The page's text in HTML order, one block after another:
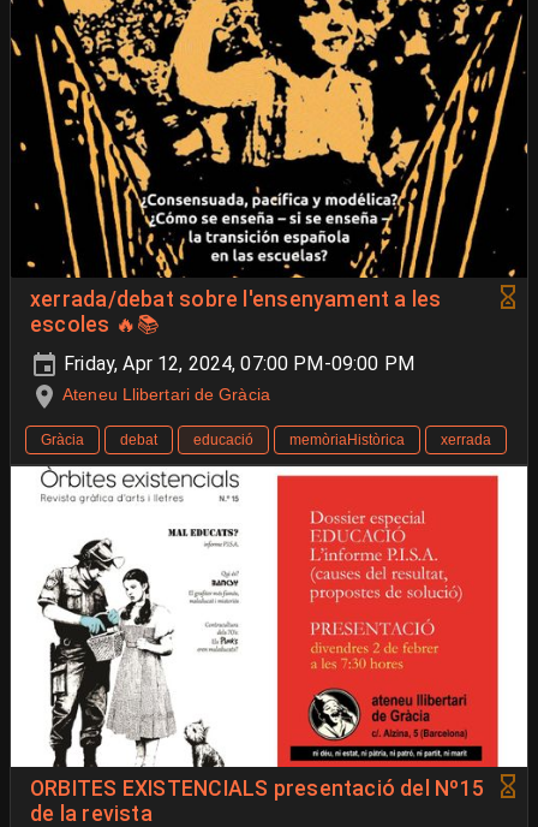
xerrada/debat sobre l'ensenyament a les
escoles 🔥📚
Friday, Apr 12, 2024, 07:00 PM-09:00 PM
Ateneu Llibertari de Gràcia
Gràcia debat educació memòriaHistòrica xerrada
ORBITES EXISTENCIALS presentació del Nº15
de la revista